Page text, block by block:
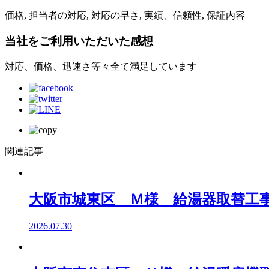
価格, 担当者の対応, 対応の早さ, 実績、信頼性, 保証内容
当社をご利用いただいた感想
対応、価格、迅速さ等々全て満足しています
関連記事
大阪市城東区 Ｍ様 給湯器取替工
2026.07.30